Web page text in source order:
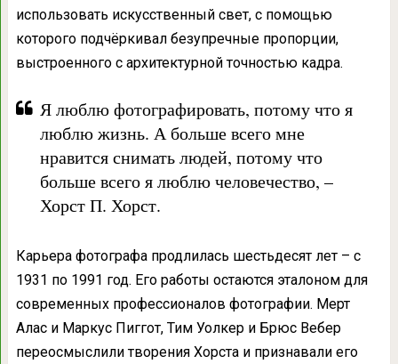
использовать искусственный свет, с помощью
которого подчёркивал безупречные пропорции,
выстроенного с архитектурной точностью кадра.
Я люблю фотографировать, потому что я
люблю жизнь. А больше всего мне
нравится снимать людей, потому что
больше всего я люблю человечество, –
Хорст П. Хорст.
Карьера фотографа продлилась шестьдесят лет – с
1931 по 1991 год. Его работы остаются эталоном для
современных профессионалов фотографии. Мерт
Алас и Маркус Пиггот, Тим Уолкер и Брюс Вебер
переосмыслили творения Хорста и признавали его